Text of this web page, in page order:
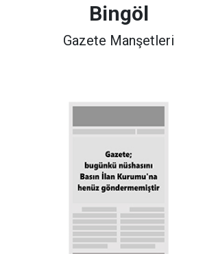
Bingöl
Gazete Manşetleri